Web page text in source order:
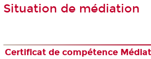
Situation de médiation
Certificat de compétence